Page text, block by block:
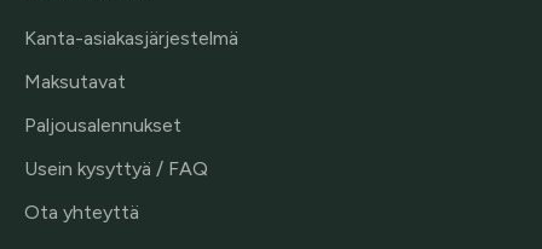
Kanta-asiakasjärjestelmä
Maksutavat
Paljousalennukset
Usein kysyttyä / FAQ
Ota yhteyttä